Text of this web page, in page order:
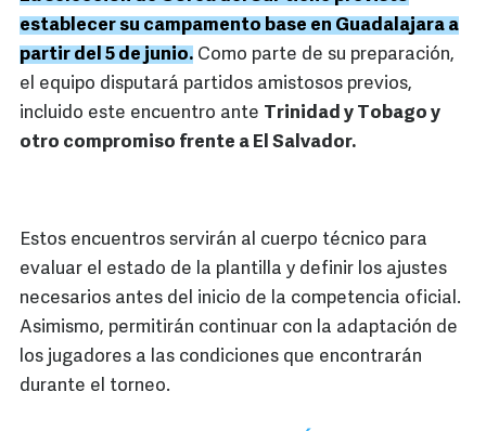
establecer su campamento base en Guadalajara a
partir del 5 de junio. Como parte de su preparación,
el equipo disputará partidos amistosos previos,
incluido este encuentro ante Trinidad y Tobago y
otro compromiso frente a El Salvador.
Estos encuentros servirán al cuerpo técnico para
evaluar el estado de la plantilla y definir los ajustes
necesarios antes del inicio de la competencia oficial.
Asimismo, permitirán continuar con la adaptación de
los jugadores a las condiciones que encontrarán
durante el torneo.